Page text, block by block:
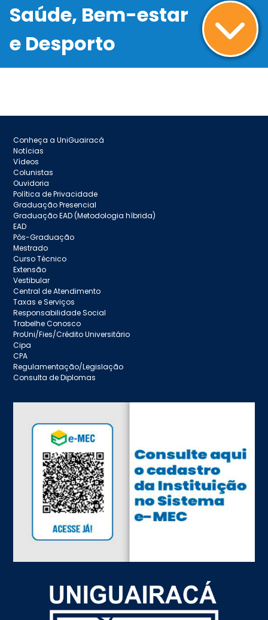
Saúde, Bem-estar
e Desporto
Conheça a UniGuairacá
Notícias
Vídeos
Colunistas
Ouvidoria
Política de Privacidade
Graduação Presencial
Graduação EAD (Metodologia híbrida)
EAD
Pós-Graduação
Mestrado
Curso Técnico
Extensão
Vestibular
Central de Atendimento
Taxas e Serviços
Responsabilidade Social
Trabelhe Conosco
ProUni/Fies/Crédito Universitário
Cipa
CPA
Regulamentação/Legislação
Consulta de Diplomas